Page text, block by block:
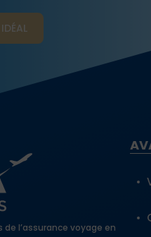
de l’assurance voyage en